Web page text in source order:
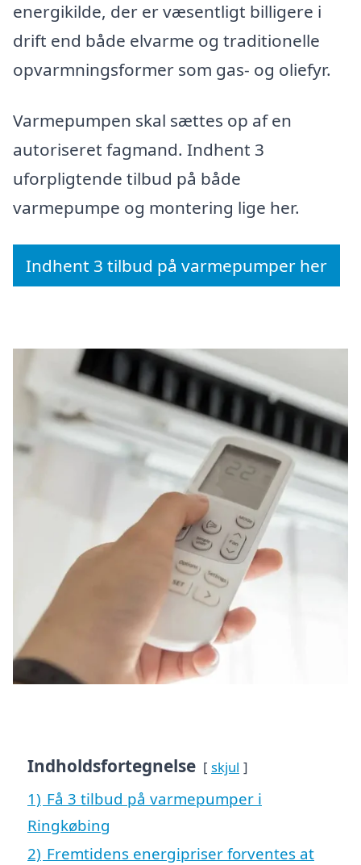
energikilde, der er væsentligt billigere i
drift end både elvarme og traditionelle
opvarmningsformer som gas- og oliefyr.
Varmepumpen skal sættes op af en
autoriseret fagmand. Indhent 3
uforpligtende tilbud på både
varmepumpe og montering lige her.
Indhent 3 tilbud på varmepumper her
Indholdsfortegnelse skjul
1) Få 3 tilbud på varmepumper i
Ringkøbing
2) Fremtidens energipriser forventes at